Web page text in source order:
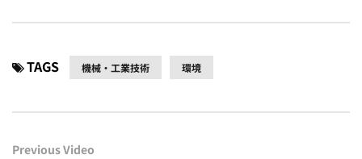
TAGS 機械・工業技術 環境
Previous Video